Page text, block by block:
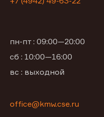
пн-пт : 09:00—20:00
сб : 10:00—16:00
вс : выходной
office@kmw.cse.ru